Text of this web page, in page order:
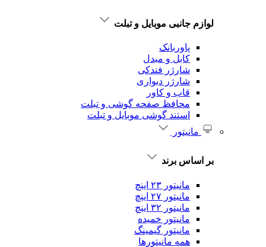
لوازم جانبی موبایل و تبلت
پاوربانک
کابل و مبدل
شارژر فندکی
شارژر دیواری
قاب و کاور
محافظ صفحه گوشی و تبلت
استند گوشی موبایل و تبلت
مانیتور
بر اساس برند
مانیتور ۲۳ اینچ
مانیتور ۲۷ اینچ
مانیتور ۳۲ اینچ
مانیتور خمیده
مانیتور گیمینگ
همه مانیتورها